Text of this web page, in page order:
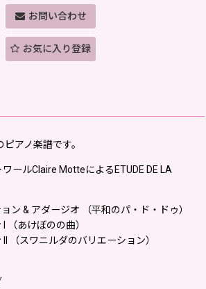
お問い合わせ
お気に入り登録
アノ楽譜です。
ールClaire MotteによるETUDE DE LA
ン & アダージオ （平和のパ・ド・ドゥ）
（あけぼのの曲）
（スワニルダのバリエーション）